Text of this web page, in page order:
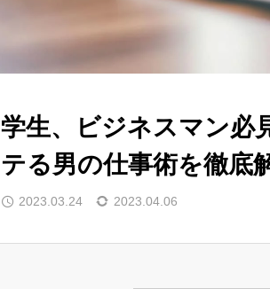
学生、ビジネスマン必
テる男の仕事術を徹底
2023.03.24 2023.04.06